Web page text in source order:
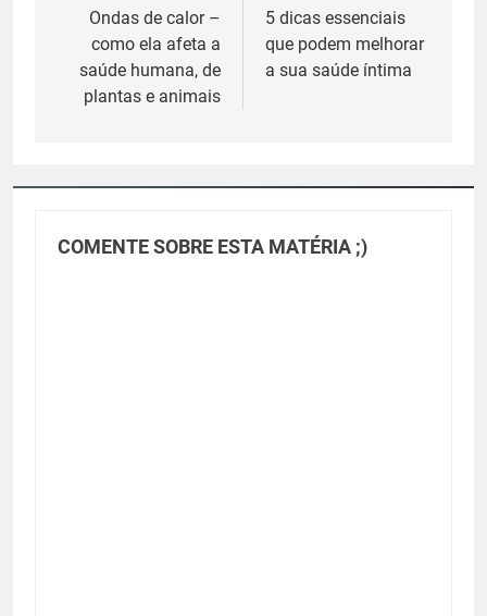
Post
Ondas de calor –
como ela afeta a
saúde humana, de
plantas e animais
5 dicas essenciais
que podem melhorar
a sua saúde íntima
COMENTE SOBRE ESTA MATÉRIA ;)